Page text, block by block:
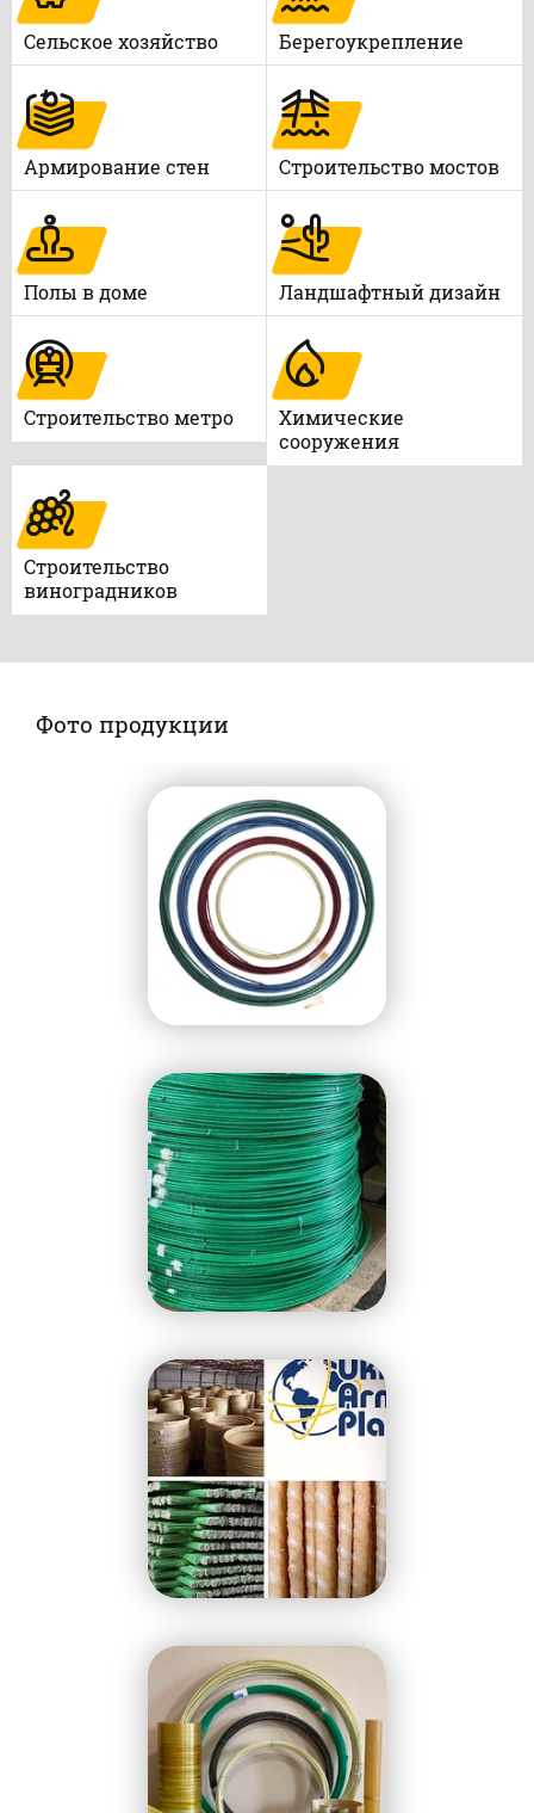
Сельское хозяйство Берегоукрепление
Армирование стен Строительство мостов
Полы в доме Ландшафтный дизайн
Строительство метро
Химические
сооружения
Строительство
виноградников
Фото продукции